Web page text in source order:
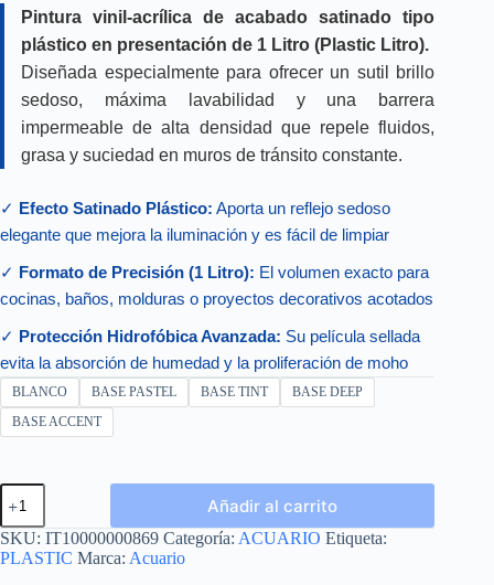
precios:
desde
$115.66
hasta
$187.82
Pintura vinil-acrílica de acabado satinado tipo
plástico en presentación de 1 Litro (Plastic Litro).
Diseñada especialmente para ofrecer un sutil brillo
sedoso, máxima lavabilidad y una barrera
impermeable de alta densidad que repele fluidos,
grasa y suciedad en muros de tránsito constante.
✓ Efecto Satinado Plástico: Aporta un reflejo sedoso
elegante que mejora la iluminación y es fácil de limpiar
✓ Formato de Precisión (1 Litro): El volumen exacto para
cocinas, baños, molduras o proyectos decorativos acotados
✓ Protección Hidrofóbica Avanzada: Su película sellada
evita la absorción de humedad y la proliferación de moho
BLANCO BASE PASTEL BASE TINT
BASE DEEP
BASE ACCENT
PLASTIC
LITRO
cantidad
Añadir al carrito
SKU: IT10000000869 Categoría: ACUARIO Etiqueta:
PLASTIC Marca: Acuario